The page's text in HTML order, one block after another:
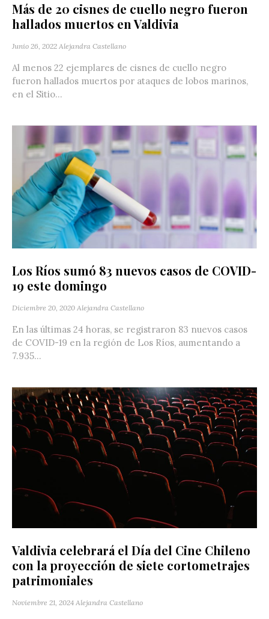
Más de 20 cisnes de cuello negro fueron
hallados muertos en Valdivia
Junio 26, 2022 Alejandra Castellano
Al menos 22 ejemplares de cisnes de cuello negro
fueron hallados muertos por ataques de lobos marinos,
en el Sitio...
Los Ríos sumó 83 nuevos casos de COVID-
19 este domingo
Diciembre 20, 2020 Alejandra Castellano
En las últimas 24 horas, se registraron 83 nuevos casos
de COVID-19 en la región de Los Ríos, aumentando a
7.935...
Valdivia celebrará el Día del Cine Chileno
con la proyección de siete cortometrajes
patrimoniales
Noviembre 21, 2024 Alejandra Castellano